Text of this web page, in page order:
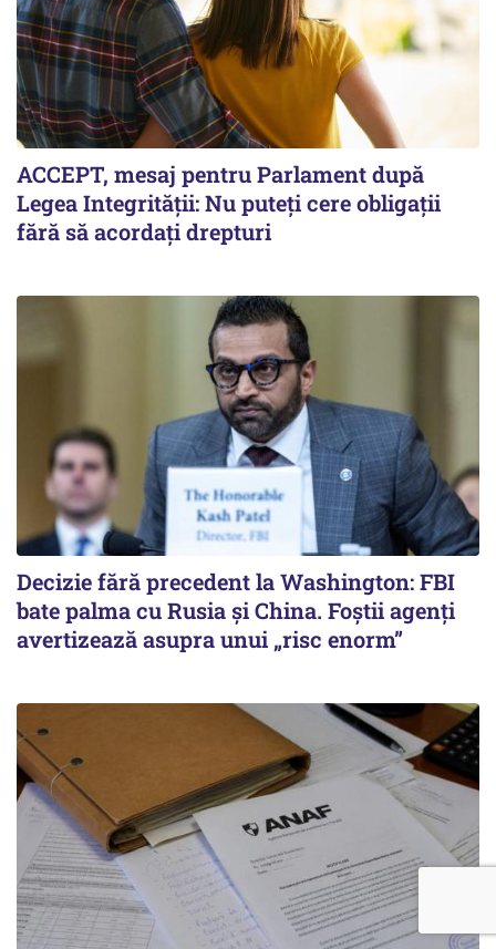
ACCEPT, mesaj pentru Parlament după
Legea Integrității: Nu puteți cere obligații
fără să acordați drepturi
Decizie fără precedent la Washington: FBI
bate palma cu Rusia și China. Foștii agenți
avertizează asupra unui „risc enorm”